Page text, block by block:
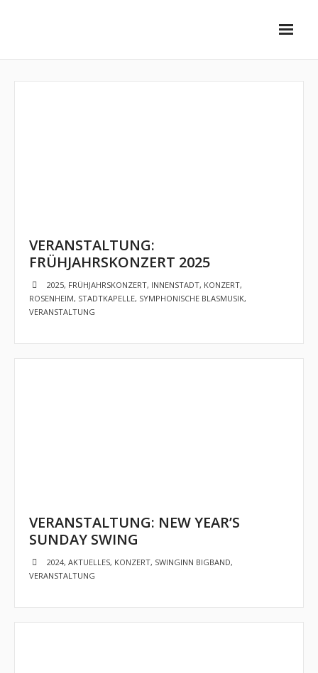
- - Vorstellung
- - Dirigent
- - Musiker
- Jugendkapelle
- Musikschlümpfe
- - Dirigent
Termine und Auftritte
VERANSTALTUNG:
FRÜHJAHRSKONZERT 2025
2025, FRÜHJAHRSKONZERT, INNENSTADT, KONZERT,
ROSENHEIM, STADTKAPELLE, SYMPHONISCHE BLASMUSIK,
VERANSTALTUNG
VERANSTALTUNG: NEW YEAR’S
SUNDAY SWING
2024,AKTUELLES, KONZERT, SWINGINN BIGBAND,
VERANSTALTUNG